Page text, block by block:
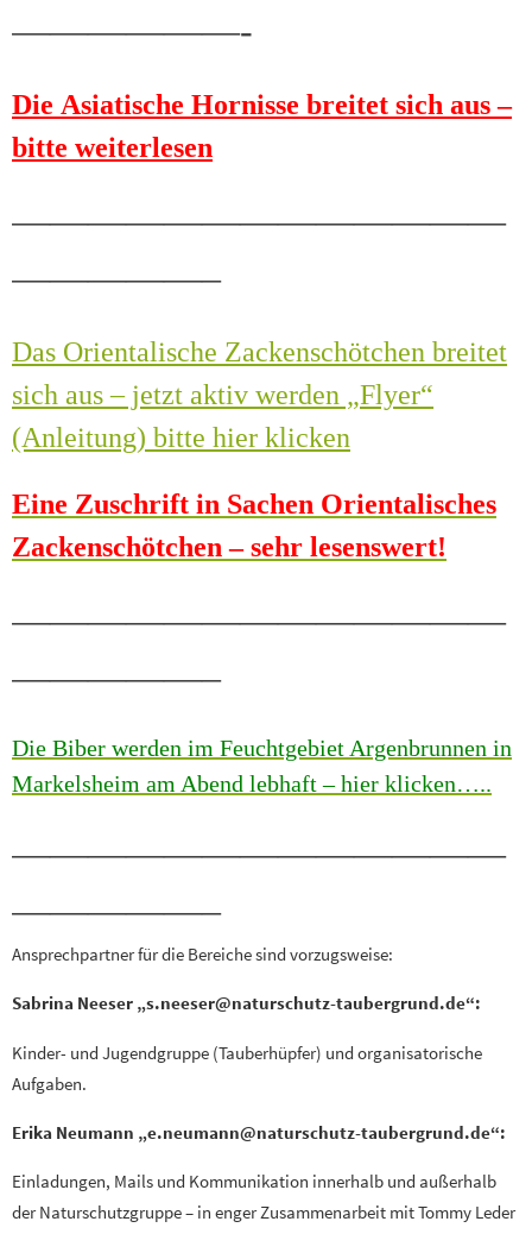
——————-
Die Asiatische Hornisse breitet sich aus –
bitte weiterlesen
—————————————
—————–
Das Orientalische Zackenschötchen breitet
sich aus – jetzt aktiv werden „Flyer“
(Anleitung) bitte hier klicken
Eine Zuschrift in Sachen Orientalisches
Zackenschötchen – sehr lesenswert!
—————————————
—————–
Die Biber werden im Feuchtgebiet Argenbrunnen in
Markelsheim am Abend lebhaft – hier klicken…..
—————————————
—————–
Ansprechpartner für die Bereiche sind vorzugsweise:
Sabrina Neeser „s.neeser@naturschutz-taubergrund.de“:
Kinder- und Jugendgruppe (Tauberhüpfer) und organisatorische
Aufgaben.
Erika Neumann „e.neumann@naturschutz-taubergrund.de“:
Einladungen, Mails und Kommunikation innerhalb und außerhalb
der Naturschutzgruppe – in enger Zusammenarbeit mit Tommy Leder